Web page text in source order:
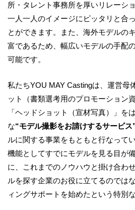
所・タレント事務所を厚いリレーシ
一人一人のイメージにピッタリと合
とができます。また、海外モデルの
富であるため、幅広いモデルの手配
可能です。
私たちYOU MAY Castingは、運営母
ット（書類選考用のプロモーション
「ヘッドショット（宣材写真）」を
な“モデル撮影をお請けするサービス
ルに関する事業をもともと行なって
機能としてすでにモデルを見る目が
に、これまでのノウハウと掛け合わ
ルを探す企業のお役に立てるのでは
ィングサポートを始めたという特別